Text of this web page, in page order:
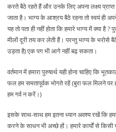
करते बैठे रहते हैं और उनके लिए अपना लक्ष्य
जाता है। भाग्य के आश्रय बैठे रहना तो स्वयं ही
यह तो पता ही नहीं होता कि हमारे भाग्य में क्या है
मीलों दूरी तय कर लेती हैं। परन्तु भाग्य के भरोसे
उड़ता है) एक पग भी आगे नहीं बढ़ सकता।
वर्तमान में हमारा पुरुषार्थ यही होना चाहिए कि
फल हम समतापूर्वक भोगते रहें (बुरा फल मिलने
हम गर्व न करें।)
इसके साथ-साथ हम इतना ध्यान अवश्य रखें कि
करने के साधन भी अच्छे हों। हमारे कार्यों से किसी